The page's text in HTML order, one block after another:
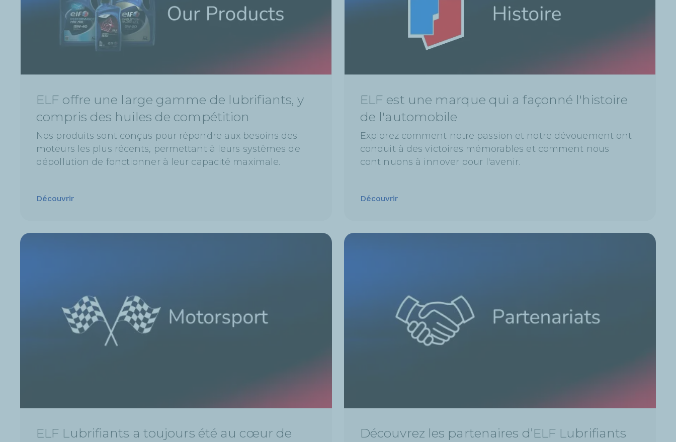
ELF offre une large gamme de lubrifiants, y
compris des huiles de compétition
Nos produits sont conçus pour répondre aux besoins des
moteurs les plus récents, permettant à leurs systèmes de
dépollution de fonctionner à leur capacité maximale.
Découvrir
ELF est une marque qui a façonné l'histoire
de l'automobile
Explorez comment notre passion et notre dévouement ont
conduit à des victoires mémorables et comment nous
continuons à innover pour l'avenir.
Découvrir
ELF Lubrifiants a toujours été au cœur de
Découvrez les partenaires d’ELF Lubrifiants